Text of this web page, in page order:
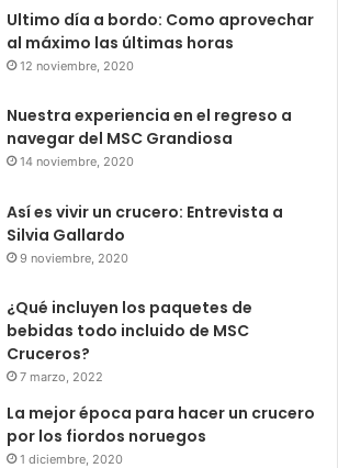
Ultimo día a bordo: Como aprovechar
al máximo las últimas horas
12 noviembre, 2020
Nuestra experiencia en el regreso a
navegar del MSC Grandiosa
14 noviembre, 2020
Así es vivir un crucero: Entrevista a
Silvia Gallardo
9 noviembre, 2020
¿Qué incluyen los paquetes de
bebidas todo incluido de MSC
Cruceros?
7 marzo, 2022
La mejor época para hacer un crucero
por los fiordos noruegos
1 diciembre, 2020